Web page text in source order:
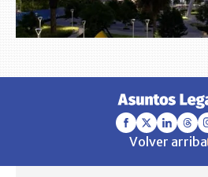
Volver arriba